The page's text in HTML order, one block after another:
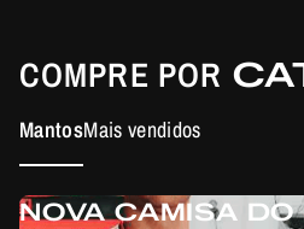
COMPRE POR
MantosMais vendidos
NOVA CAMISA